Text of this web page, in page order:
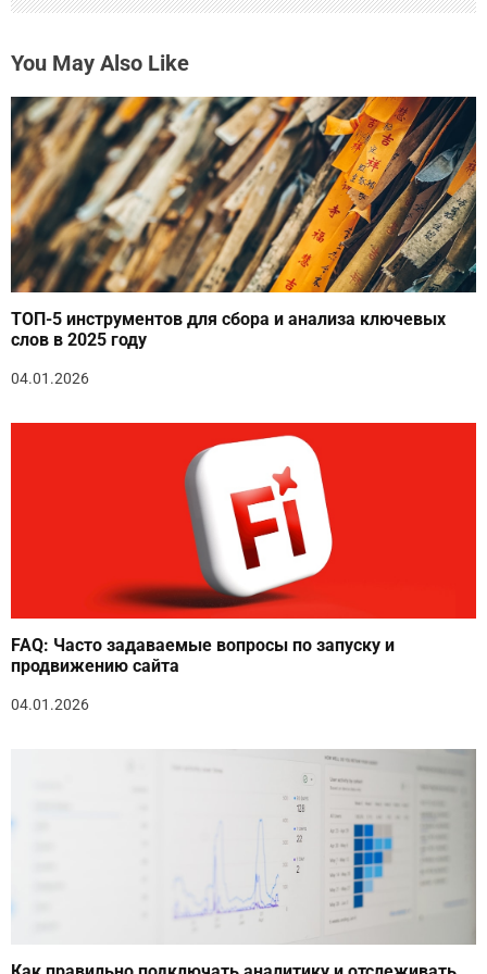
You May Also Like
ТОП-5 инструментов для сбора и анализа ключевых
слов в 2025 году
04.01.2026
FAQ: Часто задаваемые вопросы по запуску и
продвижению сайта
04.01.2026